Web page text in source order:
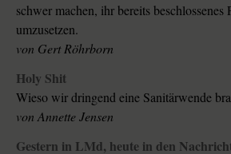
schwer machen, ihr bereits beschlossenes
umzusetzen.
von Gert Röhrborn
Holy Shit
Wieso wir dringend eine Sanitärwende
von Annette Jensen
Gestern in LMd, heute in den